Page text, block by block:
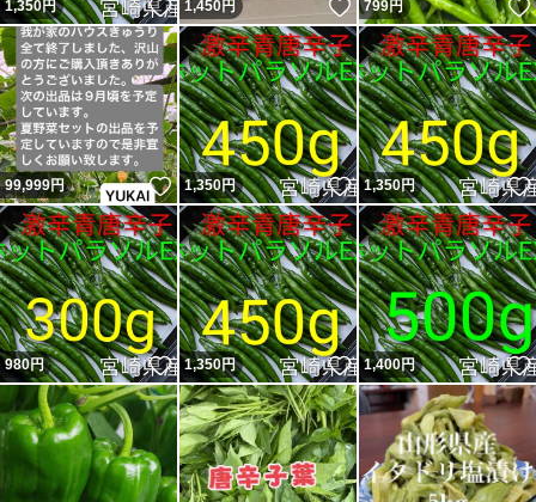
1,350円 いいね！
1,450円 いいね！
799円
99,999円 いいね！
1,350円 いいね！
1,350円
980円 いいね！
1,350円 いいね！
1,400円